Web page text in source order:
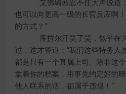
艾佛璐茜忍不住大声说道：
也可以向更高一级的长官反应啊
的方式？”
库拉尔汗笑了笑，似乎在
过，这才答道：“我们这些特务人
都是只有一个直属上司。除非这
拿着你的档案，用事先约定好的
他人联系的话，都属于违规！”